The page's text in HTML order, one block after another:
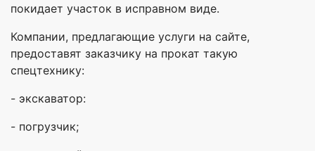
покидает участок в исправном виде.
Компании, предлагающие услуги на сайте,
предоставят заказчику на прокат такую
спецтехнику:
- экскаватор:
- погрузчик;